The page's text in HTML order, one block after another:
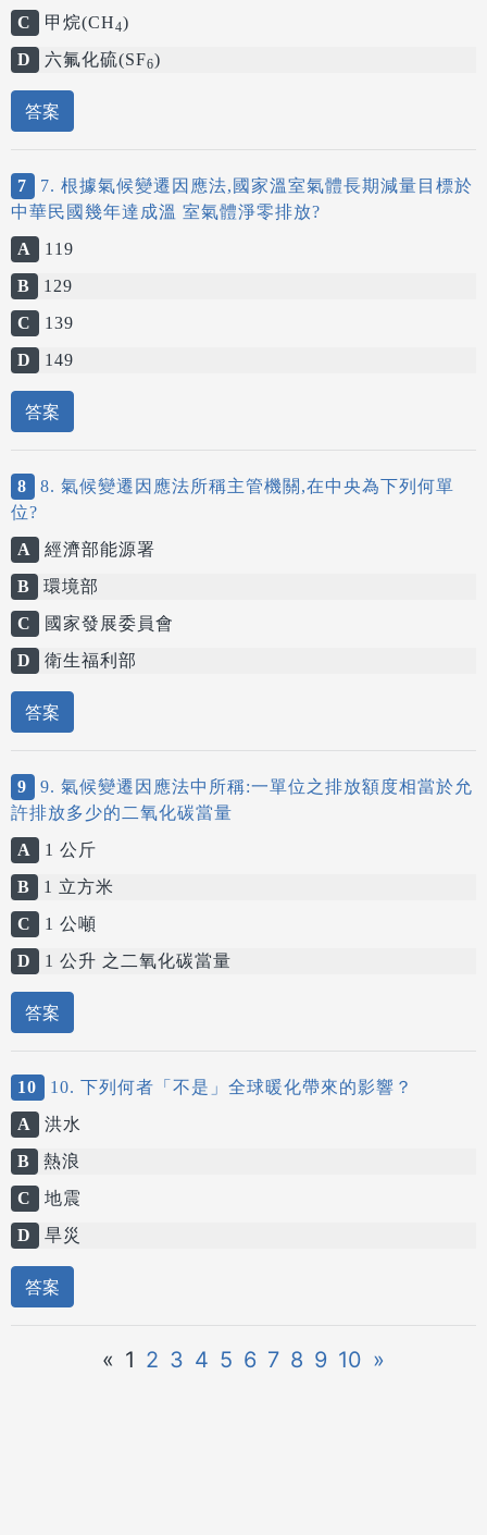
C
甲烷(CH4)
D
六氟化硫(SF6)
答案
7
7. 根據氣候變遷因應法,國家溫室氣體長期減量目標於
中華民國幾年達成溫 室氣體淨零排放?
A
119
B
129
C
139
D
149
答案
8
8. 氣候變遷因應法所稱主管機關,在中央為下列何單
位?
A
經濟部能源署
B
環境部
C
國家發展委員會
D
衛生福利部
答案
9
9. 氣候變遷因應法中所稱:一單位之排放額度相當於允
許排放多少的二氧化碳當量
A
1 公斤
B
1 立方米
C
1 公噸
D
1 公升 之二氧化碳當量
答案
10
10. 下列何者「不是」全球暖化帶來的影響？
A
洪水
B
熱浪
C
地震
D
旱災
答案
« 1 2 3 4 5 6 7 8 9 10 »